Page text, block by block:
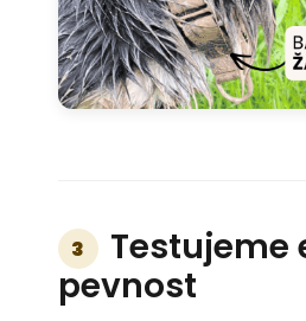
3
Testujeme
pevnost